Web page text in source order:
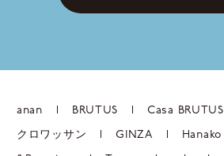
anan BRUTUS Casa BRUTUS
クロワッサン GINZA Hanako